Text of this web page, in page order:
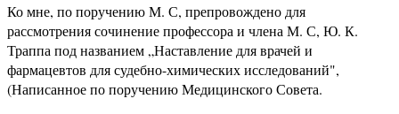
Ко мне, по поручению М. С, препровождено для
рассмотрения сочинение профессора и члена М. С, Ю. К.
Траппа под названием „Наставление для врачей и
фармацевтов для судебно-химических исследований",
(Написанное по поручению Медицинского Совета.